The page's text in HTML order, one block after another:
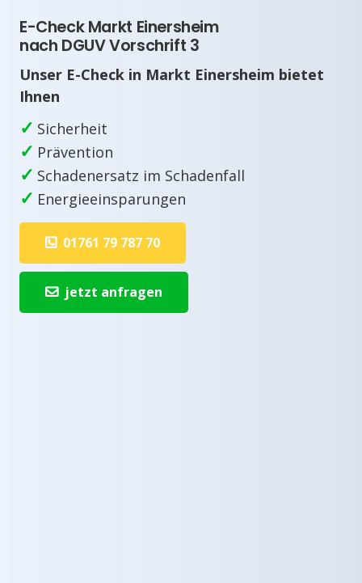
E-Check Markt Einersheim
nach DGUV Vorschrift 3
Unser E-Check in Markt Einersheim bietet
Ihnen
✓ Sicherheit
✓ Prävention
✓ Schadenersatz im Schadenfall
✓ Energieeinsparungen
01761 79 787 70
jetzt anfragen